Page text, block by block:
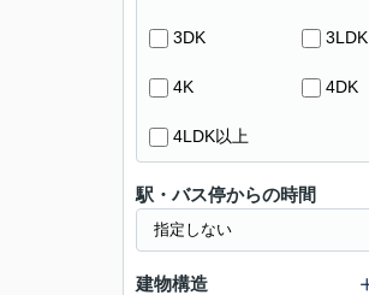
3DK 3LDK
4K 4DK
4LDK以上
駅・バス停からの時間
建物構造